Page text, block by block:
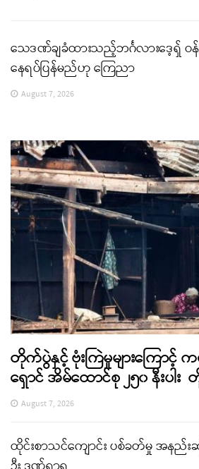
သေဒဏ်ချခံထားသည့်ဘင်္ဂလားဒေ့ရှ် ဝန်
နေရပ်ပြန်မည်ဟု ကြေညာ
August 7, 2026
တိုက်ပွဲနှင့် ဗုံးကြဲမှုများကြောင့်
ရှောင် အိမ်ထောင်စု ၂၅၀ နီးပါး
August 7, 2026
ထိုင်းစာသင်ကျောင်း ပစ်ခတ်မှု အနည်းဆုံ